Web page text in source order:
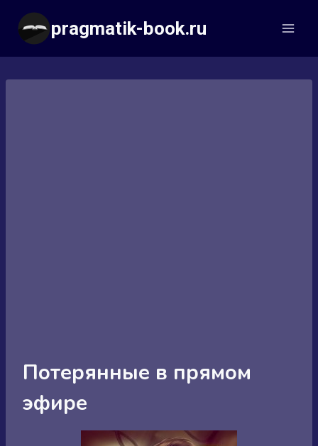
Перейти
содержимому
pragmatik-book.ru
Потерянные в прямом
эфире